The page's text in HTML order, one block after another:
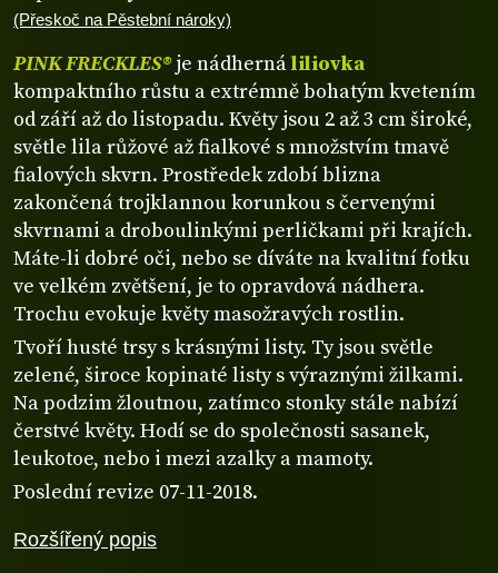
Rozšířený popis
(Přeskoč na Pěstební nároky)
PINK FRECKLES®je nádhernáliliovka
kompaktního růstu a extrémně bohatým kvetením
od září až do listopadu. Květy jsou 2 až 3 cm široké,
světle lila růžové až fialkové s množstvím tmavě
fialových skvrn. Prostředek zdobí blizna
zakončená trojklannou korunkou s červenými
skvrnami a droboulinkými perličkami při krajích.
Máte-li dobré oči, nebo se díváte na kvalitní fotku
ve velkém zvětšení, je to opravdová nádhera.
Trochu evokuje květy masožravých rostlin.
Tvoří husté trsy s krásnými listy. Ty jsou světle
zelené, široce kopinaté listy s výraznými žilkami.
Na podzim žloutnou, zatímco stonky stále nabízí
čerstvé květy. Hodí se do společnosti sasanek,
leukotoe, nebo i mezi azalky a mamoty.
Poslední revize 07-11-2018.